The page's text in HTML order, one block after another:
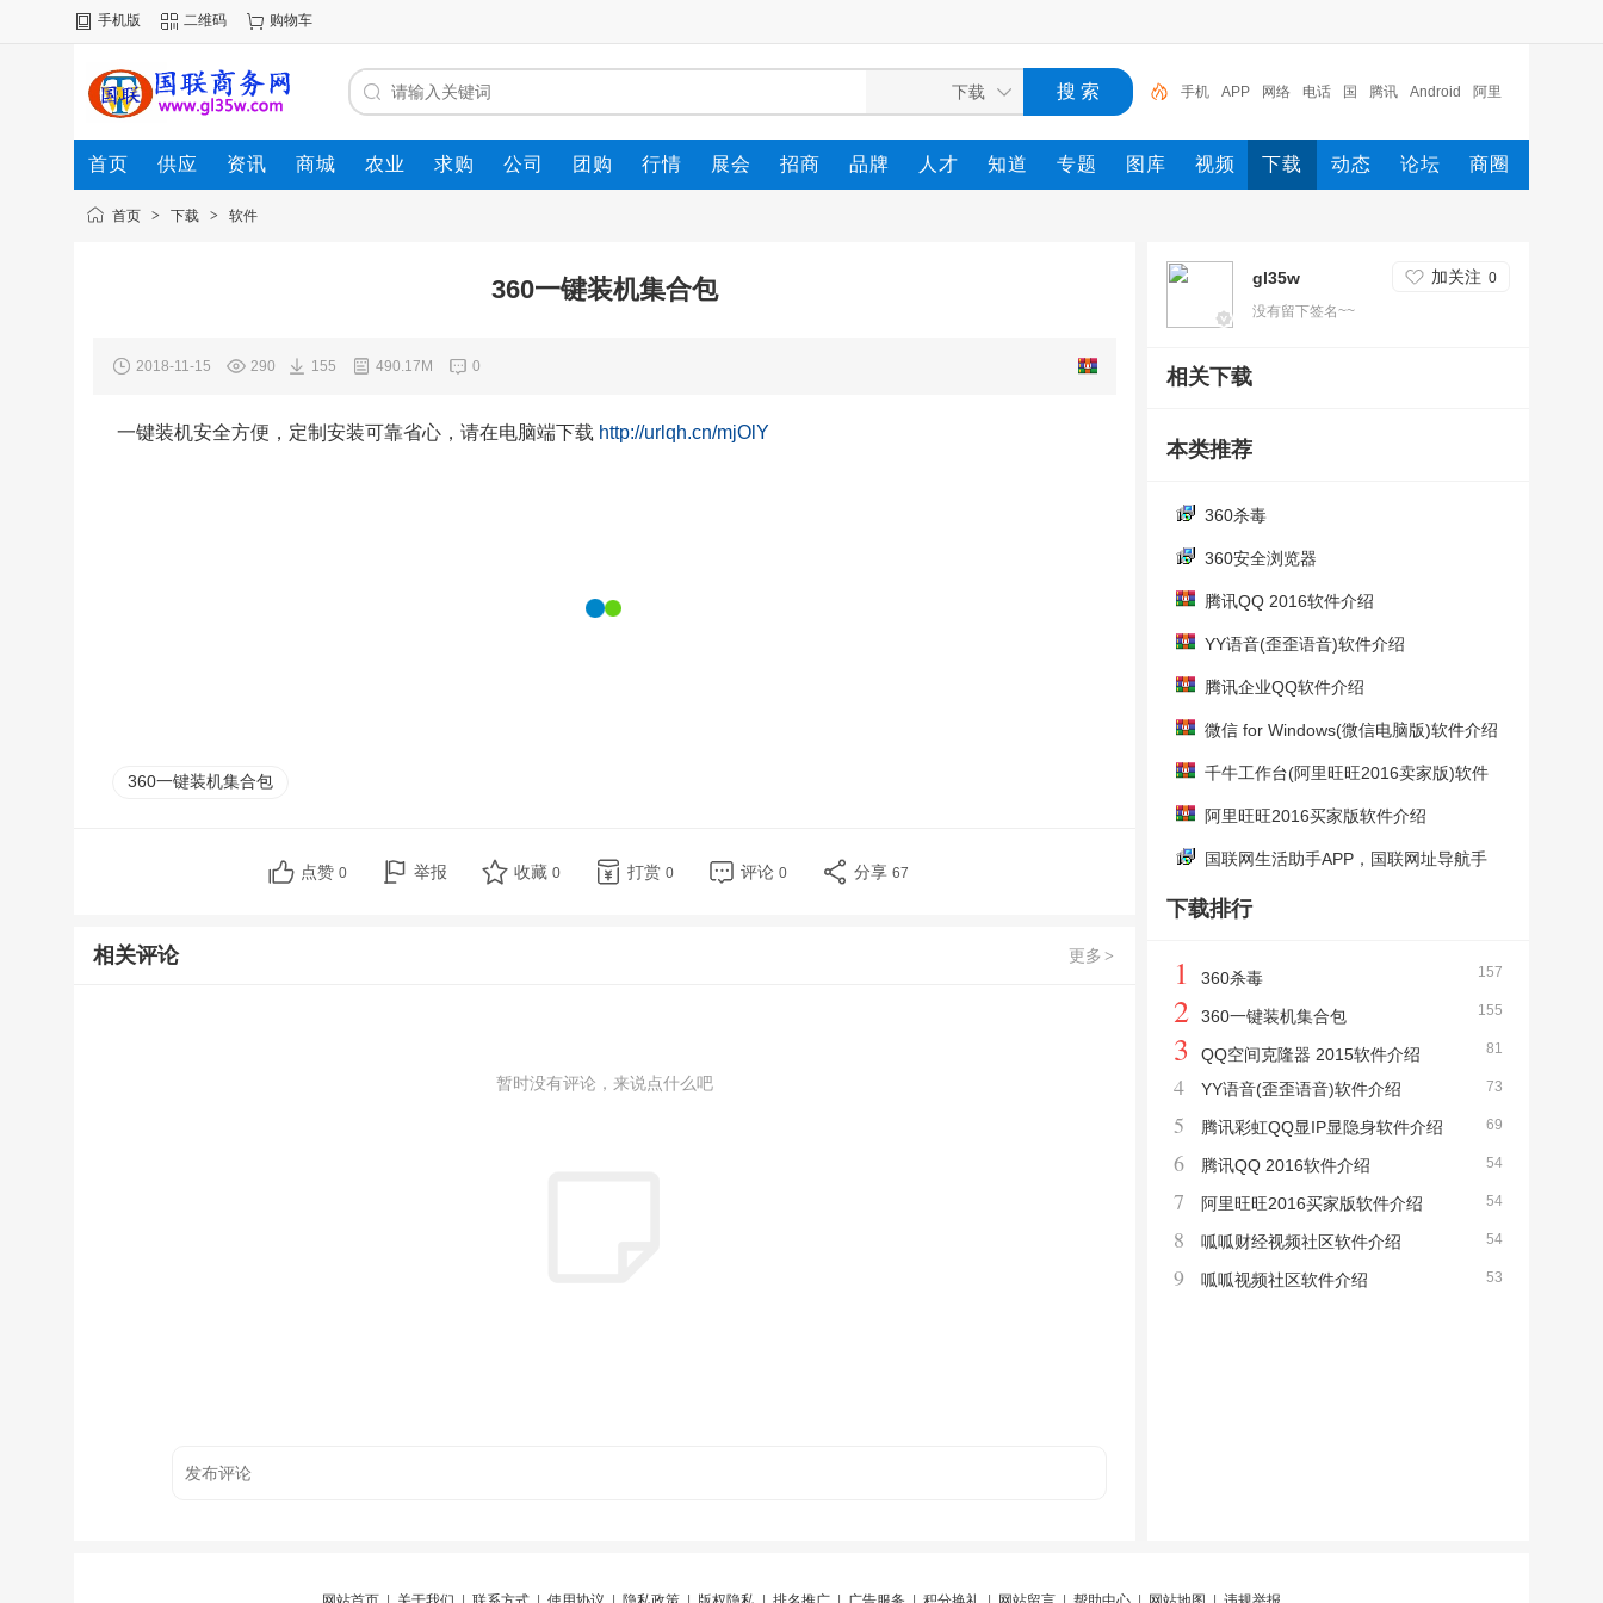
手机版 二维码 购物车
手机 APP 网络 电话 国 腾讯 Android 阿里
旺旺 360 电脑
首页 供应 资讯 商城 农业 求购 公司 团购 行情 展会 招商 品牌 人才 知道 专题 图库 视频 下载 动态 论坛 商圈
首页 > 下载 > 软件
360一键装机集合包
2018-11-15 290 155 490.17M 0
一键装机安全方便，定制安装可靠省心，请在电脑端下载 http://urlqh.cn/mjOlY
360一键装机集合包
点赞 0 举报 收藏 0 打赏 0 评论 0 分享 67
更多 >
相关评论
暂时没有评论，来说点什么吧
gl35w 加关注 0
没有留下签名~~
相关下载
本类推荐
360杀毒
360安全浏览器
腾讯QQ 2016软件介绍
YY语音(歪歪语音)软件介绍
腾讯企业QQ软件介绍
微信 for Windows(微信电脑版)软件介绍
千牛工作台(阿里旺旺2016卖家版)软件
介绍
阿里旺旺2016买家版软件介绍
国联网生活助手APP，国联网址导航手
机客户端Android安卓系统
下载排行
157
1 360杀毒
155
2 360一键装机集合包
81
3 QQ空间克隆器 2015软件介绍
73
4 YY语音(歪歪语音)软件介绍
69
5 腾讯彩虹QQ显IP显隐身软件介绍
54
6 腾讯QQ 2016软件介绍
54
7 阿里旺旺2016买家版软件介绍
54
8 呱呱财经视频社区软件介绍
53
9 呱呱视频社区软件介绍